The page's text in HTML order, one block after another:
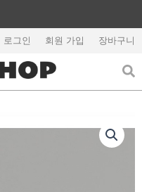
로그인 회원 가입 장바구니